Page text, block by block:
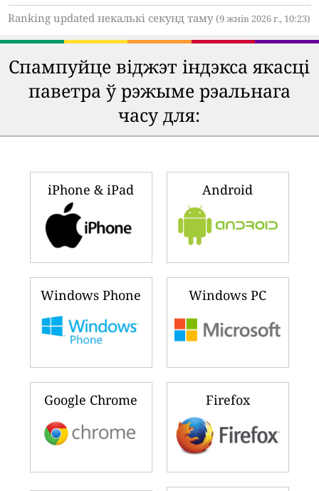
Ranking updated некалькі секунд таму(9 жнів 2026 г., 10:23)
Спампуйце віджэт індэкса якасці
паветра ў рэжыме рэальнага
часу для:
iPhone & iPad Android
Windows Phone Windows PC
Google Chrome Firefox